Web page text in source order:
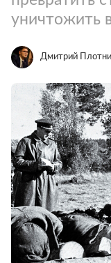
уничтожить
Дмитрий